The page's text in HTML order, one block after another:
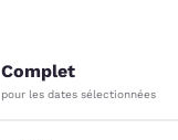
Complet
pour les dates sélectionnées